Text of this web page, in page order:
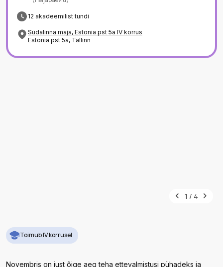
12 akadeemilist tundi
Südalinna maja, Estonia pst 5a IV korrus
Estonia pst 5a, Tallinn
1 / 4
Toimub IV korrusel
Novembris on just õige aeg teha ettevalmistusi pühadeks ja